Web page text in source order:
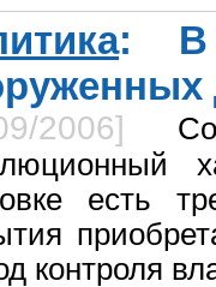
: В
2006]
есть
контроля